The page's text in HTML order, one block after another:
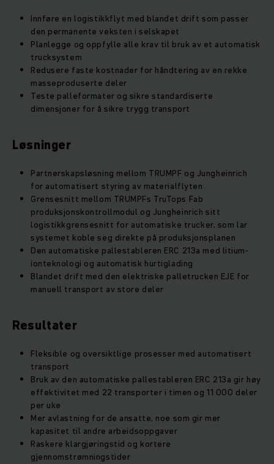
Innføre en logistikkflyt med blandet drift som passer
den permanente veksten i selskapet
Planlegge og oppfylle alle krav til bruk av et automatisk
trucksystem
Redusere faste kostnader for håndtering av en rekke
masseproduserte deler
Teste palleformater og sikre standardiserte
dimensjoner for å sikre trygg transport
Løsninger
Partnerskapsløsning mellom TRUMPF og Jungheinrich
for automatisert styring av materialflyten
Grensesnitt mellom TRUMPFs TruTops Fab
produksjonskontrollmodul og Jungheinrich sitt
logistikkgrensesnitt for automatiske trucker, som lar
systemet koble seg direkte på produksjonsplanen
Den automatiske pallestableren ERC 213a med litium-
ionteknologi og automatisk hurtiglading
Blandet drift med den elektriske palletrucken EJE for
manuell transport av store deler
Resultater
Fleksible og oversiktlige prosesser med automatisert
transport
Bruk av den automatiske pallestableren ERC 213a gir høy
effektivitet med 22 transporter i timen og 11 000 deler
per uke
Mer avlastning for de ansatte, noe som gir mer
kapasitet til andre arbeidsoppgaver
Raskere klargjøringstid og kortere
gjennomstrømningstider